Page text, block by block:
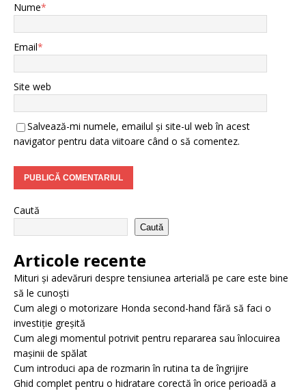
Nume*
Email*
Site web
Salvează-mi numele, emailul și site-ul web în acest
navigator pentru data viitoare când o să comentez.
Caută
Caută
Articole recente
Mituri și adevăruri despre tensiunea arterială pe care este bine
să le cunoști
Cum alegi o motorizare Honda second-hand fără să faci o
investiție greșită
Cum alegi momentul potrivit pentru repararea sau înlocuirea
mașinii de spălat
Cum introduci apa de rozmarin în rutina ta de îngrijire
Ghid complet pentru o hidratare corectă în orice perioadă a